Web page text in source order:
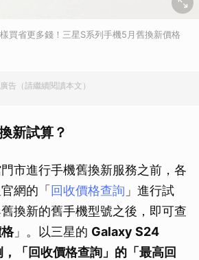
買省更多錢！三星S系列手機5月舊換新價格
廣告（請繼續閱讀本文）
新試算？
市進行手機舊換新服務之前，各
網的「 回收價格查詢 」進行試
換新的舊手機型號之後，即可查
」。以三星的 Galaxy S24
「回收價格查詢」的「 最高回